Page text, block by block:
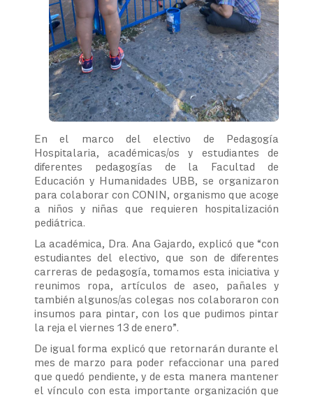
En el marco del electivo de Pedagogía
Hospitalaria, académicas/os y estudiantes de
diferentes pedagogías de la Facultad de
Educación y Humanidades UBB, se organizaron
para colaborar con CONIN, organismo que acoge
a niños y niñas que requieren hospitalización
pediátrica.
La académica, Dra. Ana Gajardo, explicó que “con
estudiantes del electivo, que son de diferentes
carreras de pedagogía, tomamos esta iniciativa y
reunimos ropa, artículos de aseo, pañales y
también algunos/as colegas nos colaboraron con
insumos para pintar, con los que pudimos pintar
la reja el viernes 13 de enero”.
De igual forma explicó que retornarán durante el
mes de marzo para poder refaccionar una pared
que quedó pendiente, y de esta manera mantener
el vínculo con esta importante organización que